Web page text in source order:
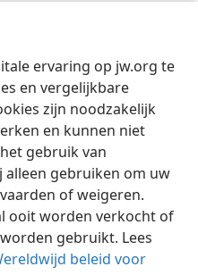
ervaring op jw.org te
en vergelijkbare
zijn noodzakelijk
en kunnen niet
gebruik van
alleen gebruiken om uw
of weigeren.
ooit worden verkocht of
gebruikt. Lees
beleid voor
blz. 31]
History) Est.
Instellingen
Tract Society of Pennsylvania
Privacyinstellingen
Inloggen